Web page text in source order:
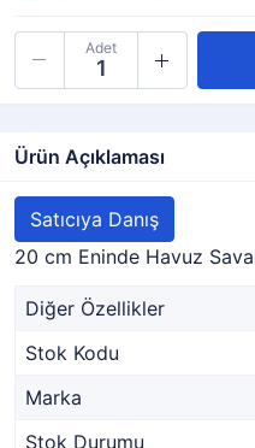
Adet
Ürün Açıklaması
Satıcıya Danış
20 cm Eninde Havuz
Diğer Özellikler
Stok Kodu
Marka
Stok Durumu